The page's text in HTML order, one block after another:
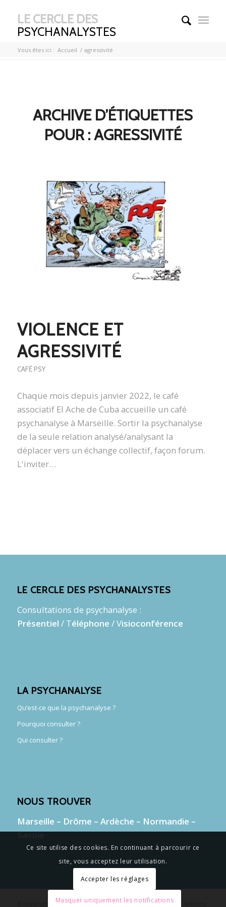
LE CERCLE DES
PSYCHANALYSTES
Vous êtes ici : Accueil / agressivité
ARCHIVE D’ÉTIQUETTES
POUR :AGRESSIVITÉ
VIOLENCE ET
AGRESSIVITÉ
CAFÉ PSY
Chaque mois depuis janvier 2022, le café
associatif El Ache de Cuba accueille un café
psychanalyse à Marseille. Sortir la psychanalyse
de la seule relation analysé/analysant la
déplacer vers un échange collectif, façon forum.
L'inviter…
LE CERCLE DES PSYCHANALYSTES
Consultations de psychanalyse :
Présentiel / Téléphone / Visioconférence
LA PSYCHANALYSE
Qu’est-ce que la psychanalyse ?
Pourquoi consulter ?
Qui consulter ?
NOUS TROUVER
Marseille – Drôme – Ardèche – Normandie –
Savoie
© Copyright - Le cercle des psychanalystes || crédit photos : Anthony
Ce site utilise des cookies. En continuant à parcourir ce
site, vous acceptez leur utilisation.
Accepter les réglages
Masquer uniquement les notifications